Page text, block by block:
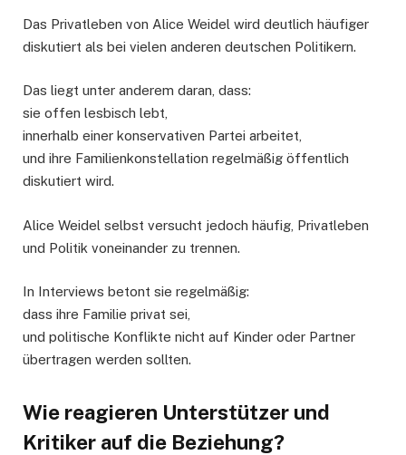
Das Privatleben von Alice Weidel wird deutlich häufiger
diskutiert als bei vielen anderen deutschen Politikern.
Das liegt unter anderem daran, dass:
sie offen lesbisch lebt,
innerhalb einer konservativen Partei arbeitet,
und ihre Familienkonstellation regelmäßig öffentlich
diskutiert wird.
Alice Weidel selbst versucht jedoch häufig, Privatleben
und Politik voneinander zu trennen.
In Interviews betont sie regelmäßig:
dass ihre Familie privat sei,
und politische Konflikte nicht auf Kinder oder Partner
übertragen werden sollten.
Wie reagieren Unterstützer und
Kritiker auf die Beziehung?